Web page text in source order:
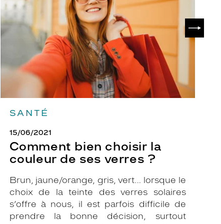
SANTÉ
15/06/2021
Comment bien choisir la
couleur de ses verres ?
Brun, jaune/orange, gris, vert… lorsque le
choix de la teinte des verres solaires
s’offre à nous, il est parfois difficile de
prendre la bonne décision, surtout
couleur
de
verres